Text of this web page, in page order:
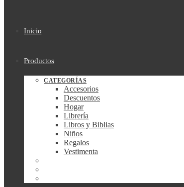
Inicio
Productos
CATEGORÍAS
Accesorios
Descuentos
Hogar
Librería
Libros y Biblias
Niños
Regalos
Vestimenta